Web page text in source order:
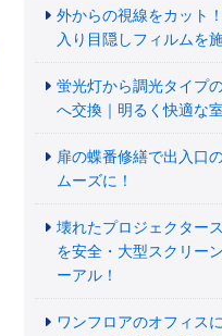
外からの視線をカット
入り目隠しフィルムを
蛍光灯から調光タイプ
へ交換｜明るく快適な
扉の蝶番修繕で出入口
ムーズに！
壊れたプロジェクター
を安全・大型スクリー
ーアル！
ワンフロアのオフィス